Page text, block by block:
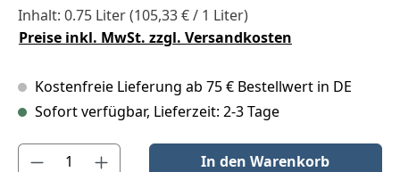
Inhalt: 0.75 Liter(105,33 € / 1 Liter)
Preise inkl. MwSt. zzgl. Versandkosten
Kostenfreie Lieferung ab 75 € Bestellwert in DE
Sofort verfügbar, Lieferzeit: 2-3 Tage
Produkt Anzahl: Gib den gewünschten Wert ein oder benutze
In den Warenkorb